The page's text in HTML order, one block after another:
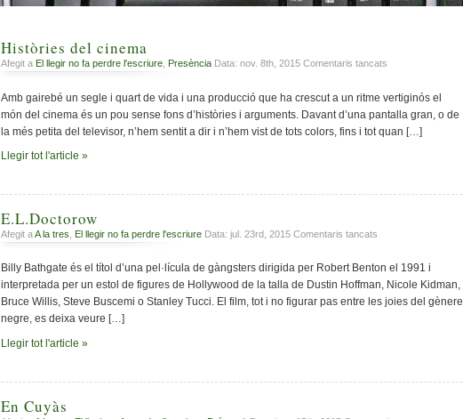
Històries del cinema
Afegit a El llegir no fa perdre l'escriure Presència Data: nov. 8th, 2015 Comentaris tancats
Amb gairebé un segle i quart de vida i una producció que ha crescut a un ritme vertiginós el
món del cinema és un pou sense fons d’històries i arguments. Davant d’una pantalla gran, o de
la més petita del televisor, n’hem sentit a dir i n’hem vist de tots colors, fins i tot quan […]
Llegir tot l'article »
E.L.Doctorow
Afegit aA la tres El llegir no fa perdre l'escriure Data: jul. 23rd, 2015 Comentaris tancats
Billy Bathgate és el títol d’una pel·lícula de gàngsters dirigida per Robert Benton el 1991 i
interpretada per un estol de figures de Hollywood de la talla de Dustin Hoffman, Nicole Kidman,
Bruce Willis, Steve Buscemi o Stanley Tucci. El film, tot i no figurar pas entre les joies del gènere
negre, es deixa veure […]
Llegir tot l'article »
En Cuyàs